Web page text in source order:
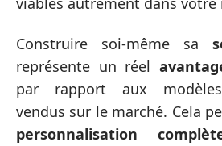
Construire soi-même sa
représente un réel
par rapport aux
vendus sur le marché. Cela
personnalisation